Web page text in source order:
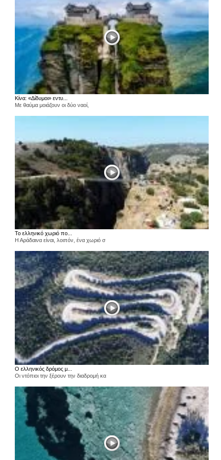
Κίνα: «Δίδυμοι» εντυ...
Με θαύμα μοιάζουν οι δύο ναοί,
Το ελληνικό χωριό πο...
Η Αράδαινα είναι, λοιπόν, ένα χωριό σ
Ο ελληνικός δρόμος μ...
Οι ντόπιοι την ξέρουν την διαδρομή κα